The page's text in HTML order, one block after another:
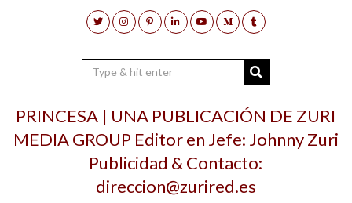
PRINCESA | UNA PUBLICACIÓN DE ZURI
MEDIA GROUP Editor en Jefe: Johnny Zuri
Publicidad & Contacto:
direccion@zurired.es